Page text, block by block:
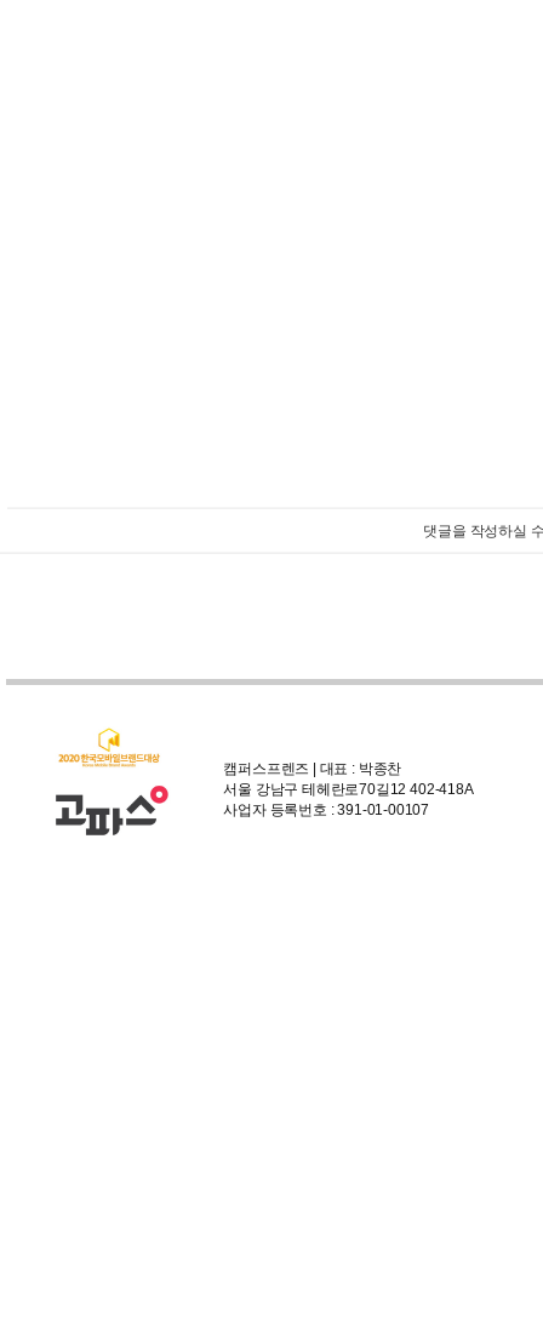
댓글을 작성하실
캠퍼스프렌즈 | 대표 : 박종찬
서울 강남구 테헤란로70길12 402-418A
사업자 등록번호 : 391-01-00107